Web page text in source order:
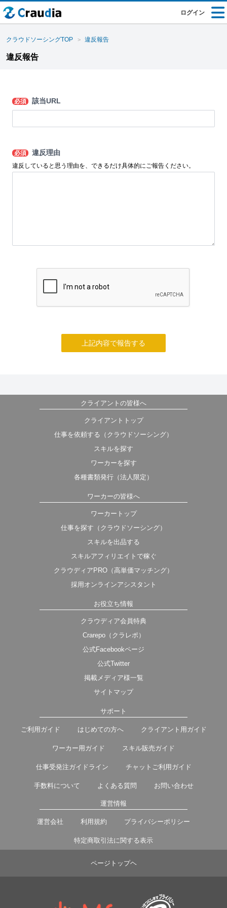
ログイン
クラウドソーシングTOP 違反報告
違反報告
必須 該当URL
必須 違反理由
違反していると思う理由を、できるだけ具体的にご報告ください。
上記内容で報告する
クライアントの皆様へ
クライアントトップ
仕事を依頼する（クラウドソーシング）
スキルを探す
ワーカーを探す
各種書類発行（法人限定）
ワーカーの皆様へ
ワーカートップ
仕事を探す（クラウドソーシング）
スキルを出品する
スキルアフィリエイトで稼ぐ
クラウディアPRO（高単価マッチング）
採用オンラインアシスタント
お役立ち情報
クラウディア会員特典
Crarepo（クラレポ）
公式Facebookページ
公式Twitter
掲載メディア様一覧
サイトマップ
サポート
ご利用ガイド はじめての方へ クライアント用ガイド
ワーカー用ガイド スキル販売ガイド
仕事受発注ガイドライン チャットご利用ガイド
手数料について よくある質問 お問い合わせ
運営情報
運営会社 利用規約 プライバシーポリシー
特定商取引法に関する表示
ページトップヘ